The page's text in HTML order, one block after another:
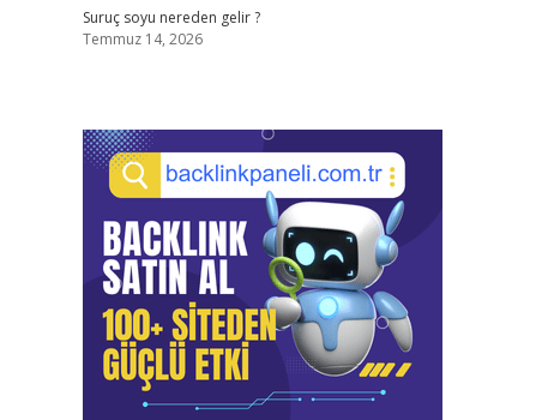
Suruç soyu nereden gelir ?
Temmuz 14, 2026